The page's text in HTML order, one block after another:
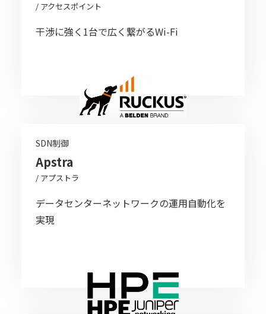
/ アクセスポイント
干渉に強く1台で広く繋がるWi-Fi
SDN制御
Apstra
/ アプストラ
データセンターネットワークの運用自動化を
実現